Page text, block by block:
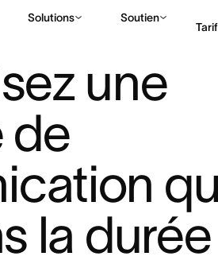
Solutions Soutien
une
de
la durée